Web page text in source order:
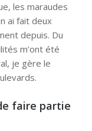
les maraudes
ai fait deux
depuis. Du
m’ont été
je gère le
faire partie